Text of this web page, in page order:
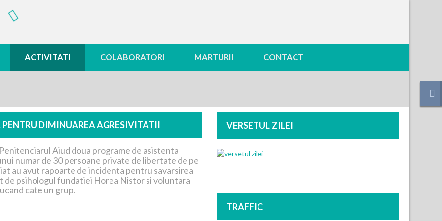
ACTIVITATI COLABORATORI MARTURII CONTACT
DIMINUAREA AGRESIVITATII
Aiud doua programe de asistenta
numar de 30 persoane private de libertate de pe
au avut rapoarte de incidenta pentru savarsirea
psihologul fundatiei Horea Nistor si voluntara
cate un grup.
VERSETUL ZILEI
TRAFFIC